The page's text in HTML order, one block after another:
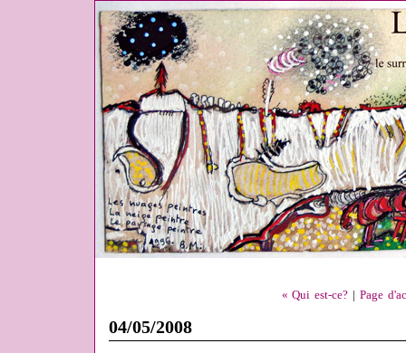
« Qui est-ce? Page
04/05/2008